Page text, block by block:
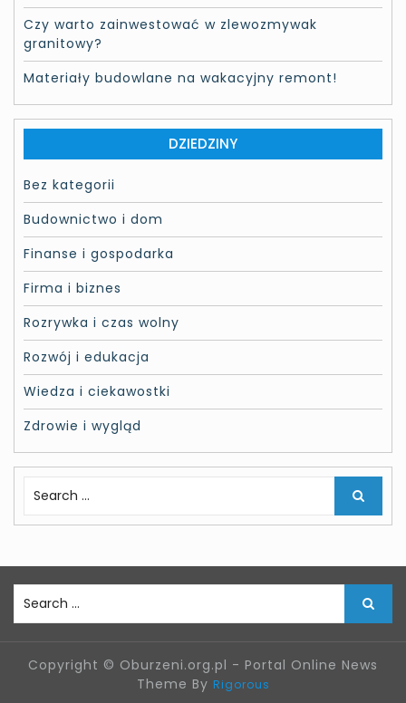
Czy warto zainwestować w zlewozmywak
granitowy?
Materiały budowlane na wakacyjny remont!
DZIEDZINY
Bez kategorii
Budownictwo i dom
Finanse i gospodarka
Firma i biznes
Rozrywka i czas wolny
Rozwój i edukacja
Wiedza i ciekawostki
Zdrowie i wygląd
a
h
f
o
Copyright © Oburzeni.org.pl - Portal Online News
Theme By Rigorous